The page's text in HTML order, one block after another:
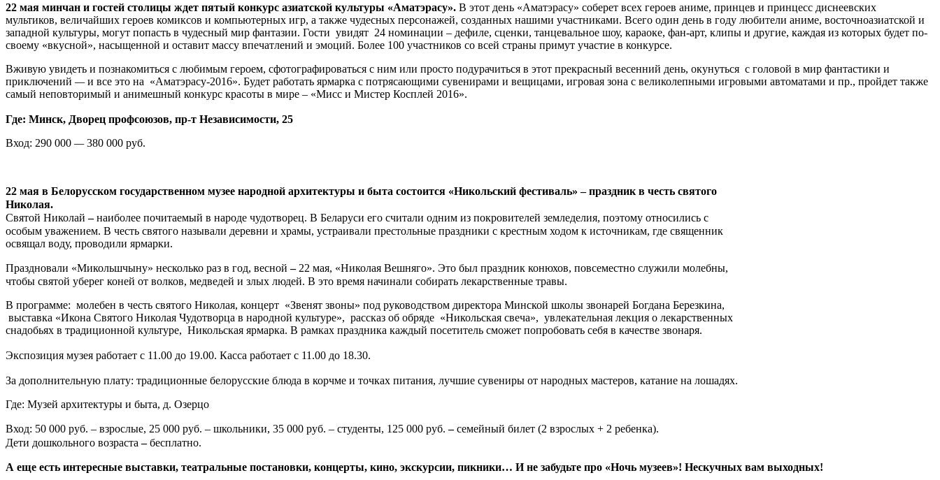
22 мая минчан и гостей столицы ждет пятый конкурс азиатской культуры «Аматэрасу». В этот день «Аматэрасу» соберет всех героев аниме, принцев и принцесс диснеевских
мультиков, величайших героев комиксов и компьютерных игр, а также чудесных персонажей, созданных нашими участниками. Всего один день в году любители аниме, восточноазиатской и
западной культуры, могут попасть в чудесный мир фантазии. Гости увидят 24 номинации – дефиле, сценки, танцевальное шоу, караоке, фан-арт, клипы и другие, каждая из которых будет по-
своему «вкусной», насыщенной и оставит массу впечатлений и эмоций. Более 100 участников со всей страны примут участие в конкурсе.
Вживую увидеть и познакомиться с любимым героем, сфотографироваться с ним или просто подурачиться в этот прекрасный весенний день, окунуться с головой в мир фантастики и
приключений —и все это на «Аматэрасу-2016». Будет работать ярмарка с потрясающими сувенирами и вещицами, игровая зона с великолепными игровыми автоматами и пр., пройдет также
самый неповторимый и анимешный конкурс красоты в мире – «Мисс и Мистер Косплей 2016».
Где: Минск, Дворец профсоюзов, пр-т Независимости, 25
Вход: 290 000 —380 000 руб.
22 мая в Белорусском государственном музее народной архитектуры и быта состоится «Никольский фестиваль»–праздник в честь святого
Николая.
Святой Николай–наиболее почитаемый в народе чудотворец. В Беларуси его считали одним из покровителей земледелия, поэтому относились с
особым уважением. В честь святого называли деревни и храмы, устраивали престольные праздники с крестным ходом к источникам, где священник
освящал воду, проводили ярмарки.
Праздновали «Микольшчыну» несколько раз в год, весной– 22 мая, «Николая Вешняго». Это был праздник конюхов, повсеместно служили молебны,
чтобы святой уберег коней от волков, медведей и злых людей. В это время начинали собирать лекарственные травы.
В программе: молебен в честь святого Николая, концерт «Звенят звоны» под руководством директора Минской школы звонарей Богдана Березкина,
выставка «Икона Святого Николая Чудотворца в народной культуре», рассказ об обряде «Никольская свеча», увлекательная лекция о лекарственных
снадобьях в традиционной культуре, Никольская ярмарка. В рамках праздника каждый посетитель сможет попробовать себя в качестве звонаря.
Экспозиция музея работает с 11.00 до 19.00. Касса работает с 11.00 до 18.30.
За дополнительную плату: традиционные белорусские блюда в корчме и точках питания, лучшие сувениры от народных мастеров, катание на лошадях.
Где: Музей архитектуры и быта, д. Озерцо
Вход: 50 000 руб. – взрослые, 25 000 руб. – школьники, 35 000 руб. – студенты, 125 000 руб.–семейный билет (2 взрослых + 2 ребенка).
Дети дошкольного возраста–бесплатно.
А еще есть интересные выставки, театральные постановки, концерты, кино, экскурсии, пикники… И не забудьте про «Ночь музеев»! Нескучных вам выходных!